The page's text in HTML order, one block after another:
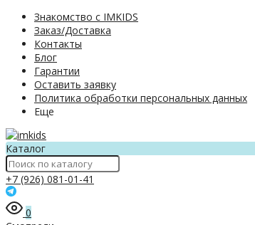
Знакомство с IMKIDS
Заказ/Доставка
Контакты
Блог
Гарантии
Оставить заявку
Политика обработки персональных данных
Еще
Каталог
+7 (926) 081-01-41
0